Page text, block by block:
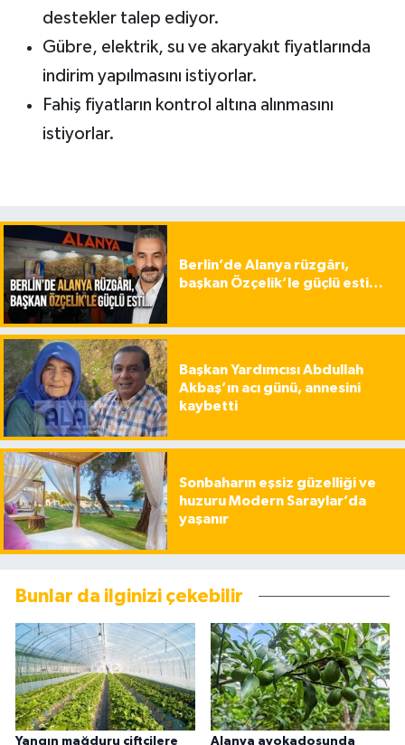
destekler talep ediyor.
Gübre, elektrik, su ve akaryakıt fiyatlarında
indirim yapılmasını istiyorlar.
Fahiş fiyatların kontrol altına alınmasını
istiyorlar.
Berlin’de Alanya rüzgârı,
başkan Özçelik’le güçlü esti…
Başkan Yardımcısı Abdullah
Akbaş’ın acı günü, annesini
kaybetti
Sonbaharın eşsiz güzelliği ve
huzuru Modern Saraylar’da
yaşanır
Bunlar da ilginizi çekebilir
Yangın mağduru çiftçilere Alanya avokadosunda